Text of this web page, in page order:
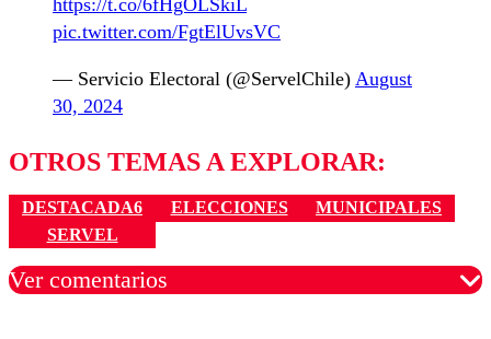
https://t.co/6fHgOLSkiL
pic.twitter.com/FgtElUvsVC
— Servicio Electoral (@ServelChile) August
30, 2024
OTROS TEMAS A EXPLORAR:
DESTACADA6 ELECCIONES
MUNICIPALES
SERVEL
Ver comentarios